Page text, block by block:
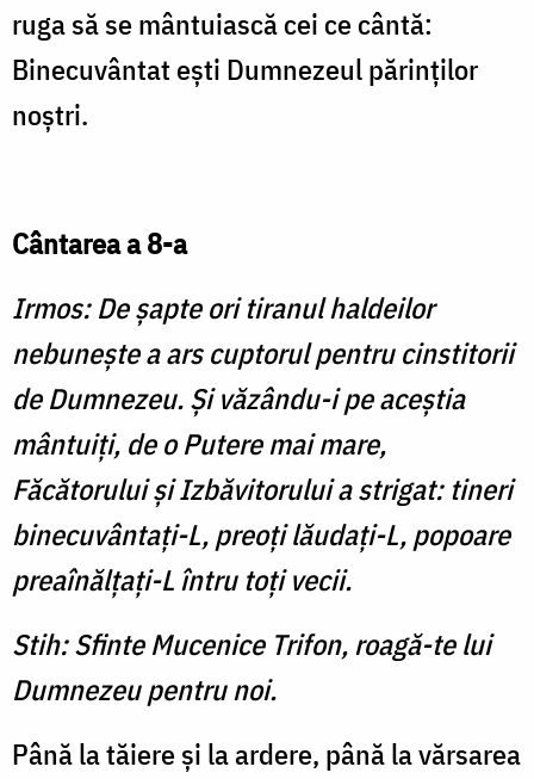
ruga să se mântuiască cei ce cântă:
Binecuvântat eşti Dumnezeul părinţilor
noştri.
Cântarea a 8-a
Irmos: De şapte ori tiranul haldeilor
nebuneşte a ars cuptorul pentru cinstitorii
de Dumnezeu. Şi văzându-i pe aceştia
mântuiţi, de o Putere mai mare,
Făcătorului şi Izbăvitorului a strigat: tineri
binecuvântaţi-L, preoţi lăudaţi-L, popoare
preaînălţaţi-L întru toţi vecii.
Stih: Sfinte Mucenice Trifon, roagă-te lui
Dumnezeu pentru noi.
Până la tăiere şi la ardere, până la vărsarea